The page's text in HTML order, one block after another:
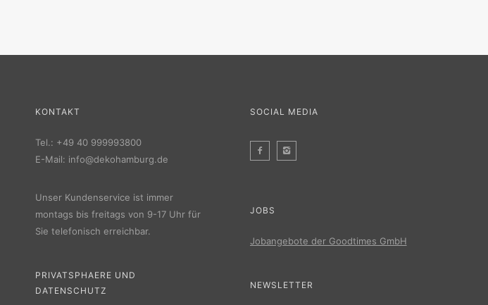
KONTAKT
Tel.: +49 40 999993800
E-Mail: info@dekohamburg.de
Unser Kundenservice ist immer
montags bis freitags von 9-17 Uhr für
Sie telefonisch erreichbar.
PRIVATSPHAERE UND
DATENSCHUTZ
SOCIAL MEDIA
JOBS
Jobangebote der Goodtimes GmbH
NEWSLETTER